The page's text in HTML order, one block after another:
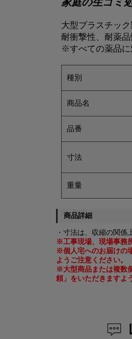
家庭の生ゴミ
大型プラスチッ
耐衝撃性、耐薬
※すべての薬品に
種別
商品名
品番
寸法
重量
商品詳細
・寸法は、収縮の関
※工事現場、現場事務
※個人宅へのお届けの
ようご注意ください。
※大型商品または複数
頼」をいただきますよ